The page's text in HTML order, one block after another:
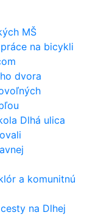
MŠ
na bicykli
dvora
Dlhá ulica
a komunitnú
na Dlhej